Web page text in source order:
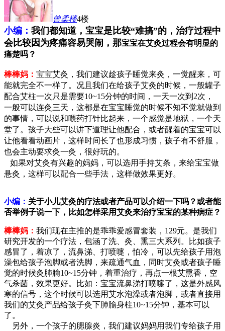
曾柔楼4楼
小编： 我们都知道，宝宝是比较“难搞”的，治疗过程中
会比较因为疼痛容易哭闹，那宝宝在艾灸过程会有明显的
痛楚吗？
棒棒妈： 宝宝艾灸，我们建议趁孩子睡觉来灸，一觉醒来，可
能就完全不一样了。况且我们在给孩子艾灸的时候，一般罐子
配合艾柱一次只是需要10~15分钟的时间，一天一次到2次，
一般可以连灸三天，这都是在宝宝睡觉的时候不知不觉就做到
的事情，可以说和喂药打针比起来，一个感觉是地狱，一个天
堂了。孩子大些可以讲下道理让他配合，或者醒着的宝宝可以
让他看看动画片，这样时间长了也形成习惯，孩子有不舒服，
也会主动要求灸一灸，很好玩的。
如果对艾灸有兴趣的妈妈，可以选用手持艾条，来给宝宝做
悬灸，这样可以配合一些手法，这样做效果更好。
小编： 关于小儿艾灸的疗法或者产品可以介绍一下吗？或者能
否举例子说一下，比如怎样采用艾灸来治疗宝宝的某种病症？
棒棒妈： 我们现在主推的是乖乖爱感冒套装，129元。是我们
研究开发的一个疗法，包涵了洗、灸、熏三大系列。比如孩子
感冒了，着凉了，流鼻涕、打喷嚏，怕冷，可以先给孩子用泡
澡包给孩子泡脚或者洗脚，来疏通气血，同时艾灸或者孩子睡
觉的时候灸肺腧10~15分钟，着重治疗，再点一根艾熏香，空
气杀菌，效果更好。比如：宝宝流鼻涕打喷嚏了，这是外感风
寒的信号，这个时候可以选用艾水泡澡或者泡脚，或者直接用
我们的艾灸产品给孩子灸下肺腧身柱10~15分钟，基本可以
了。
另外，一个孩子的腮腺炎，我们建议妈妈用我们专给孩子用